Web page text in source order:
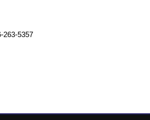
その他にも、各業務の長を個人情報保
263-5357